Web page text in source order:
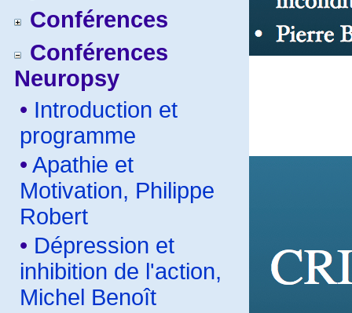
Conférences
Conférences
Neuropsy
• Introduction et
programme
• Apathie et
Motivation, Philippe
Robert
• Dépression et
inhibition de l'action,
Michel Benoît